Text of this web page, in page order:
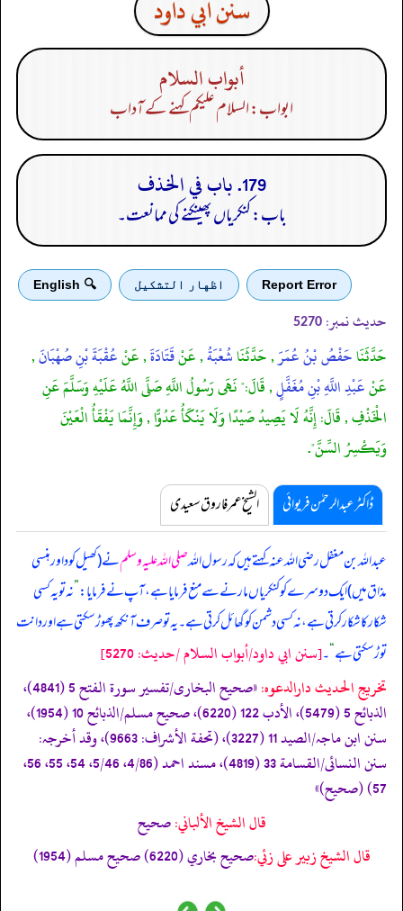
سنن ابي داود
أبواب السلام
ابواب: السلام علیکم کہنے کے آداب
179. باب في الخذف
باب: کنکریاں پھینکنے کی ممانعت۔
Report Error اظهار التشكيل 🔍 English
حدیث نمبر: 5270
حَدَّثَنَاحَفْصُ بْنُ عُمَرَ, حَدَّثَنَاشُعْبَةُ, عَنْقَتَادَةَ, عَنْعُقْبَةَ بْنِ صُهْبَانَ,
عَنْعَبْدِ اللَّهِ بْنِ مُغَفَّلٍ, قَالَ:" نَهَى رَسُولُ اللَّهِ صَلَّى اللَّهُ عَلَيْهِ وَسَلَّمَ عَنِ
الْخَذْفِ , قَالَ: إِنَّهُ لَا يَصِيدُ صَيْدًا وَلَا يَنْكَأُ عَدُوًّا , وَإِنَّمَا يَفْقَأُ الْعَيْنَ
وَيَكْسِرُ السِّنَّ".
ڈاکٹر عبدالرحمٰن فریوائی الشیخ عمر فاروق سعیدی
عبداللہ بن مغفل رضی اللہ عنہ کہتے ہیں کہرسول اللہصلی اللہ علیہ وسلمنے (کھیل کود اور ہنسی
مذاق میں) ایک دوسرے کو کنکریاں مارنے سے منع فرمایا ہے، آپ نے فرمایا:”نہ تو یہ کسی
شکار کا شکار کرتی ہے، نہ کسی دشمن کو گھائل کرتی ہے۔ یہ تو صرف آنکھ پھوڑ سکتی ہے اور دانت
توڑ سکتی ہے“۔[سنن ابي داود/أبواب السلام /حدیث: 5270]
تخریج الحدیث دارالدعوہ:
«‏‏‏‏صحیح البخاری/تفسیر سورة الفتح 5 (4841)،
الذبائح 5 (5479)، الأدب 122 (6220)، صحیح مسلم/الذبائح 10 (1954)،
سنن ابن ماجہ/الصید 11 (3227)، (تحفة الأشراف: 9663)، وقد أخرجہ:
سنن النسائی/القسامة 33 (4819)، مسند احمد (4/86، 5/46، 54، 55، 56،
57) (صحیح)»
قال الشيخ الألباني:صحيح
قال الشيخ زبير على زئي:صحيح بخاري (6220) صحيح مسلم (1954)